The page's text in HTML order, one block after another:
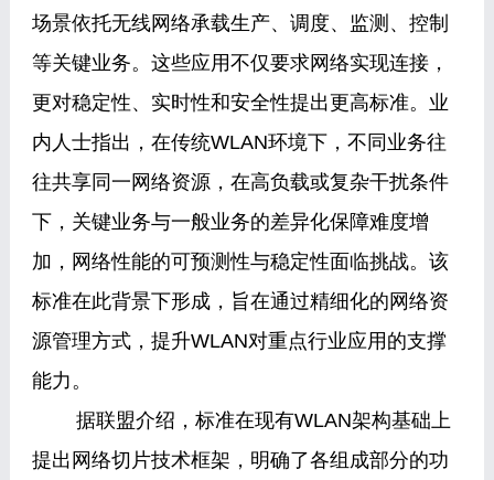
场景依托无线网络承载生产、调度、监测、控制
等关键业务。这些应用不仅要求网络实现连接，
更对稳定性、实时性和安全性提出更高标准。业
内人士指出，在传统WLAN环境下，不同业务往
往共享同一网络资源，在高负载或复杂干扰条件
下，关键业务与一般业务的差异化保障难度增
加，网络性能的可预测性与稳定性面临挑战。该
标准在此背景下形成，旨在通过精细化的网络资
源管理方式，提升WLAN对重点行业应用的支撑
能力。
据联盟介绍，标准在现有WLAN架构基础上
提出网络切片技术框架，明确了各组成部分的功